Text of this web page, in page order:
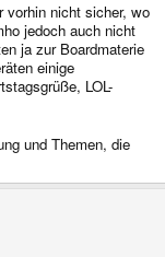
vorhin nicht sicher, wo
jedoch auch nicht
ja zur Boardmaterie
einige
LOL-
und Themen, die